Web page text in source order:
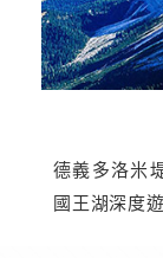
德義多洛米
國王湖深度